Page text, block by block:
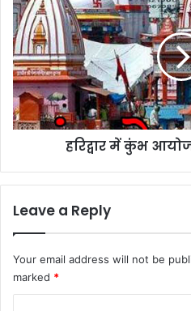
में
कुंभ
आयोजन
पर
फैसला
टला
हरिद्वार में कुंभ
Leave a Reply
Your email address will not be
marked *